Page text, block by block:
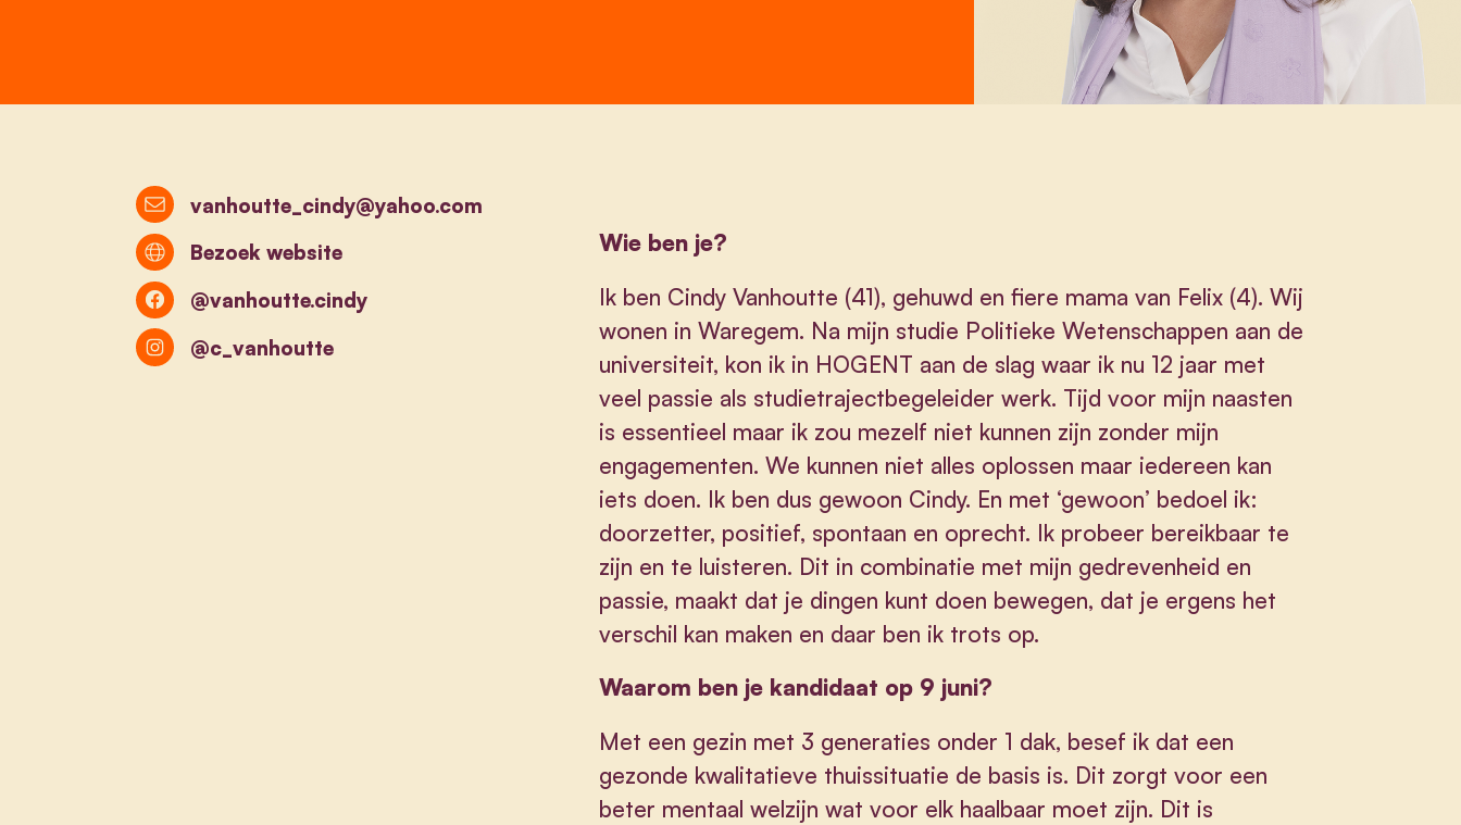
Wie ben je?
Ik ben Cindy Vanhoutte (41), gehuwd en fiere mama van Felix (4). Wij
wonen in Waregem. Na mijn studie Politieke Wetenschappen aan de
universiteit, kon ik in HOGENT aan de slag waar ik nu 12 jaar met
veel passie als studietrajectbegeleider werk. Tijd voor mijn naasten
is essentieel maar ik zou mezelf niet kunnen zijn zonder mijn
engagementen. We kunnen niet alles oplossen maar iedereen kan
iets doen. Ik ben dus gewoon Cindy. En met ‘gewoon’ bedoel ik:
doorzetter, positief, spontaan en oprecht. Ik probeer bereikbaar te
zijn en te luisteren. Dit in combinatie met mijn gedrevenheid en
passie, maakt dat je dingen kunt doen bewegen, dat je ergens het
verschil kan maken en daar ben ik trots op.
Waarom ben je kandidaat op 9 juni?
Met een gezin met 3 generaties onder 1 dak, besef ik dat een
gezonde kwalitatieve thuissituatie de basis is. Dit zorgt voor een
beter mentaal welzijn wat voor elk haalbaar moet zijn. Dit is
vanhoutte_cindy@yahoo.com
Bezoek website
@vanhoutte.cindy
@c_vanhoutte